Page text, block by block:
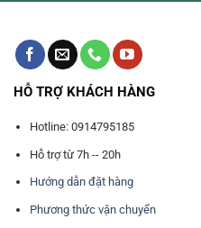
HỖ TRỢ KHÁCH HÀNG
Hotline: 0914795185
Hỗ trợ từ 7h -- 20h
Hướng dẫn đặt hàng
Phương thức vận chuyển